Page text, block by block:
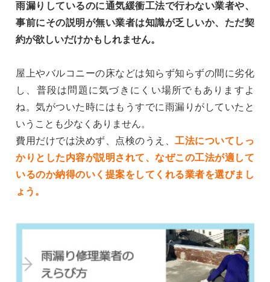
雨漏りしているのに通気緩衝工法で行わない業者や、
事前にその説明が無い業者は知識が乏しいか、ただ契
約が欲しいだけかもしれません。
屋上やバルコニーの床などは知らず知らずの間に劣化
し、普段は問題に気づきにくい場所でもありますよ
ね。気がついた時にはもうすでに雨漏りがしていたと
いうことも少なくありません。
費用だけでは決めず、点検のうえ、工法についてしっ
かりとした内容が説明されて、なぜこの工法が適して
いるのか納得のいく提案をしてくれる業者を選びまし
ょう。